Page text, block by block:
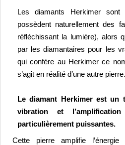
Les diamants Herkimer
possèdent naturellement des
réfléchissant la lumière), alors
par les diamantaires pour les
qui confère au Herkimer ce
s’agit en réalité d’une autre pierre.
Le diamant Herkimer est un
vibration et
particulièrement puissantes.
Cette pierre amplifie